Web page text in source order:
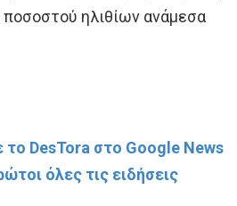
ηλιθίων ανάμεσα
DesTora στο Google News
όλες τις ειδήσεις